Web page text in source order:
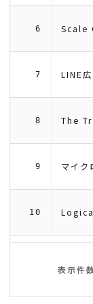
6 Scale
7 LINE
8 The
9 マイク
10
表示件